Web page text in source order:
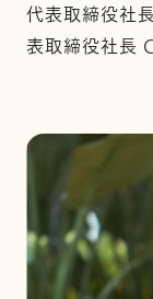
代表取締役社
表取締役社長